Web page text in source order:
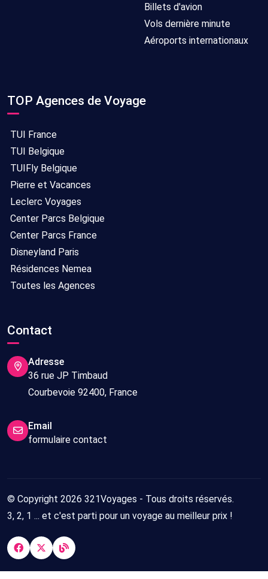
Billets d'avion
Vols dernière minute
Aéroports internationaux
TOP Agences de Voyage
TUI France
TUI Belgique
TUIFly Belgique
Pierre et Vacances
Leclerc Voyages
Center Parcs Belgique
Center Parcs France
Disneyland Paris
Résidences Nemea
Toutes les Agences
Contact
Adresse
36 rue JP Timbaud
Courbevoie 92400, France
Email
formulaire contact
© Copyright 2026 321Voyages - Tous droits réservés.
3, 2, 1 ... et c'est parti pour un voyage au meilleur prix !